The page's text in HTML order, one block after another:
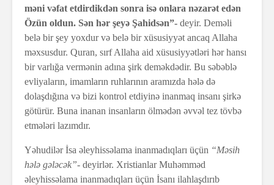
məni vəfat etdirdikdən sonra isə onlara nəzarət edən
Özün oldun. Sən hər şeyə Şahidsən”- deyir. Deməli
belə bir şey yoxdur və belə bir xüsusiyyət ancaq Allaha
məxsusdur. Quran, sırf Allaha aid xüsusiyyətləri hər hansı
bir varlığa vermənin adına şirk deməkdədir. Bu səbəblə
evliyaların, imamların ruhlarının aramızda hələ də
dolaşdığına və bizi kontrol etdiyinə inanmaq insanı şirkə
götürür. Buna inanan insanların ölmədən əvvəl tez tövbə
etmələri lazımdır.
Yəhudilər İsa əleyhissəlama inanmadıqları üçün “Məsih
hələ gələcək”- deyirlər. Xristianlar Muhəmməd
əleyhissəlama inanmadıqları üçün İsanı ilahlaşdırıb